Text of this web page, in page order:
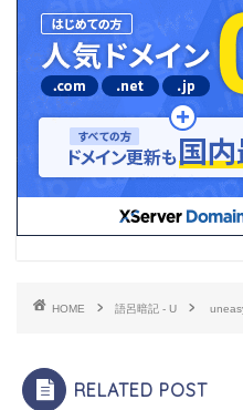
HOME 語呂暗記 - U
RELATED POST